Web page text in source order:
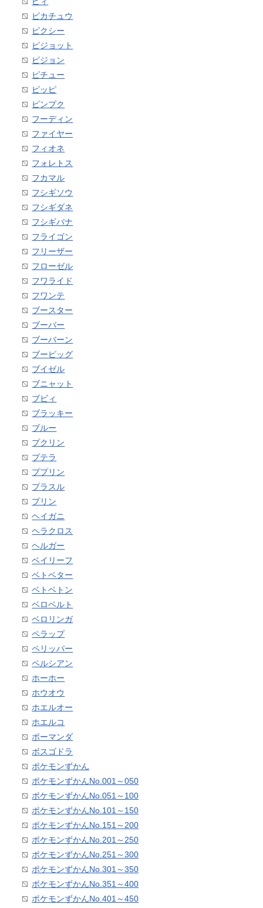
ピカチュウ
ピクシー
ピジョット
ピジョン
ピチュー
ピッピ
ピンプク
フーディン
ファイヤー
フィオネ
フォレトス
フカマル
フシギソウ
フシギダネ
フシギバナ
フライゴン
フリーザー
フローゼル
フワライド
フワンテ
ブースター
ブーバー
ブーバーン
ブーピッグ
ブイゼル
ブニャット
ブビィ
ブラッキー
ブルー
プクリン
プテラ
ププリン
プラスル
プリン
ヘイガニ
ヘラクロス
ヘルガー
ベイリーフ
ベトベター
ベトベトン
ベロベルト
ベロリンガ
ペラップ
ペリッパー
ペルシアン
ホーホー
ホウオウ
ホエルオー
ホエルコ
ボーマンダ
ボスゴドラ
ポケモンずかん
ポケモンずかんNo.001～050
ポケモンずかんNo.051～100
ポケモンずかんNo.101～150
ポケモンずかんNo.151～200
ポケモンずかんNo.201～250
ポケモンずかんNo.251～300
ポケモンずかんNo.301～350
ポケモンずかんNo.351～400
ポケモンずかんNo.401～450